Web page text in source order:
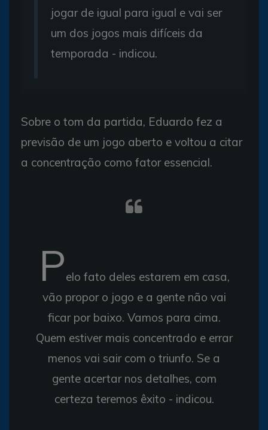
jogar de igual para igual e vai ser
um dos jogos mais difíceis da
temporada - indicou.
Sobre o tom da partida, Eduardo fez a
previsão de um jogo aberto e voltou a citar
a concentração como fator essencial.
Pelo fato deles estarem em casa,
vão propor o jogo e a gente não vai
ficar por baixo. Vamos para cima.
Quem estiver mais concentrado e errar
menos vai sair com o triunfo. Se a
gente acertar nos detalhes, com
certeza teremos êxito - indicou.